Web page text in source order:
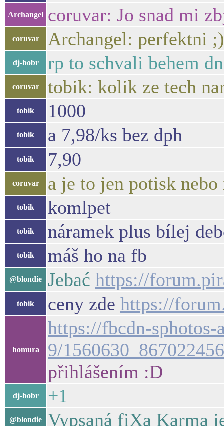
Archangel coruvar: Jo snad mi
coruvar Archangel: perfektni ;)
dj-bobr rp to schvali behem
coruvar tobik: kolik ze tech
tobik 1000
tobik a 7,98/ks bez dph
tobik 7,90
coruvar a je to jen potisk nebo
tobik komlpet
tobik náramek plus bílej
tobik máš ho na fb
@blondie Jebać https://
tobik ceny zde https://
homura
https://fbcdn-sphotos-
9/
přihlášením :D
dj-bobr +1
@blondie Vypsaná fiXa Karma